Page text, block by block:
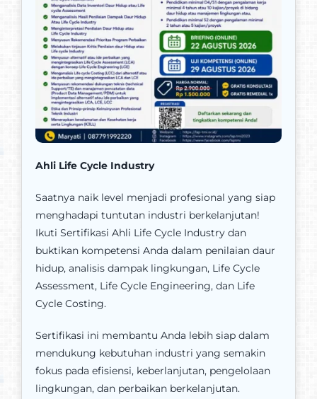
Ahli Life Cycle Industry
Saatnya naik level menjadi profesional yang siap
menghadapi tuntutan industri berkelanjutan!
Ikuti Sertifikasi Ahli Life Cycle Industry dan
buktikan kompetensi Anda dalam penilaian daur
hidup, analisis dampak lingkungan, Life Cycle
Assessment, Life Cycle Engineering, dan Life
Cycle Costing.
Sertifikasi ini membantu Anda lebih siap dalam
mendukung kebutuhan industri yang semakin
fokus pada efisiensi, keberlanjutan, pengelolaan
lingkungan, dan perbaikan berkelanjutan.